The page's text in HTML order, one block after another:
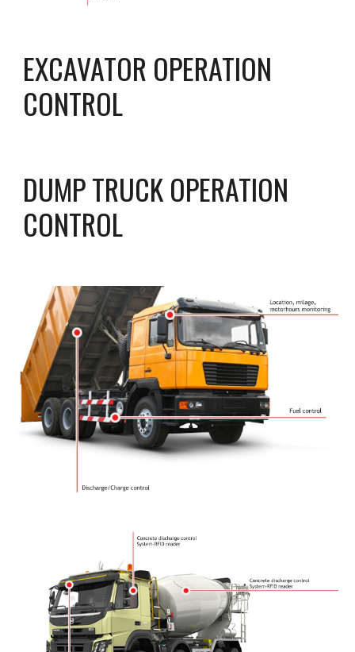
EXCAVATOR OPERATION
CONTROL
DUMP TRUCK OPERATION
CONTROL